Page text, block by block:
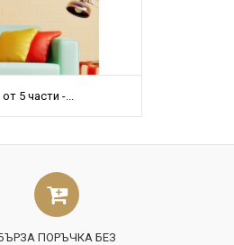
5 части -...
ПОРЪЧКА БЕЗ